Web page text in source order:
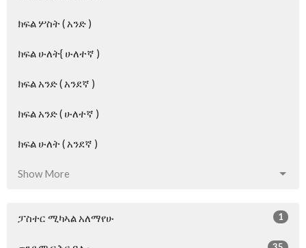
ክፍል ሦስት ( አንድ )
ክፍል ሁለት{ ሁለተኛ )
ክፍል አንድ ( አንደኛ )
ክፍል አንድ ( ሁለተኛ )
ክፍል ሁለት ( አንደኛ )
Show More
ፓስተር ሚካኣል አለማየሁ 1